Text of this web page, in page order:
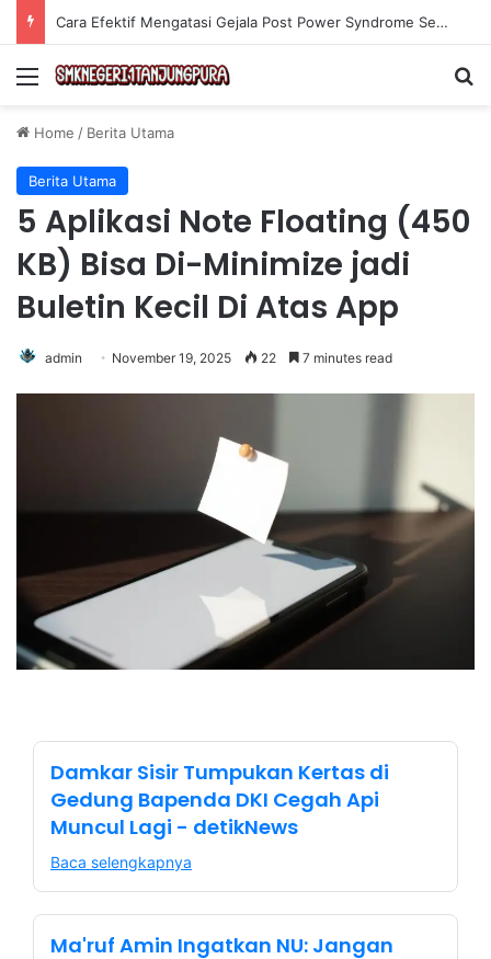
Cara Efektif Mengatasi Gejala Post Power Syndrome Setelah Pensiun Kerja
Menu
Home / Berita Utama
Berita Utama
5 Aplikasi Note Floating (450
KB) Bisa Di-Minimize jadi
Buletin Kecil Di Atas App
admin November 19, 2025 22 7 minutes read
Damkar Sisir Tumpukan Kertas di
Gedung Bapenda DKI Cegah Api
Muncul Lagi - detikNews
Baca selengkapnya
Ma'ruf Amin Ingatkan NU: Jangan